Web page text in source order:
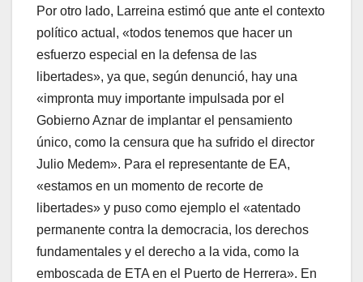
Por otro lado, Larreina estimó que ante el contexto
polí­tico actual, «todos tenemos que hacer un
esfuerzo especial en la defensa de las
libertades», ya que, según denunció, hay una
«impronta muy importante impulsada por el
Gobierno Aznar de implantar el pensamiento
único, como la censura que ha sufrido el director
Julio Medem». Para el representante de EA,
«estamos en un momento de recorte de
libertades» y puso como ejemplo el «atentado
permanente contra la democracia, los derechos
fundamentales y el derecho a la vida, como la
emboscada de ETA en el Puerto de Herrera». En